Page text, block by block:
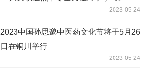
2023-05-24
2023中国孙思邈中医药文化节将于5月26
日在铜川举行
2023-05-24